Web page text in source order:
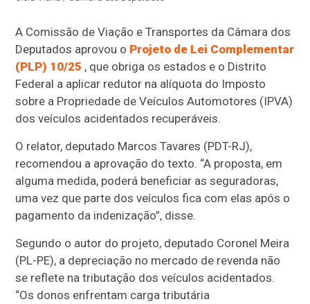
A Comissão de Viação e Transportes da Câmara dos
Deputados aprovou o Projeto de Lei Complementar
(PLP) 10/25 , que obriga os estados e o Distrito
Federal a aplicar redutor na alíquota do Imposto
sobre a Propriedade de Veículos Automotores (IPVA)
dos veículos acidentados recuperáveis.
O relator, deputado Marcos Tavares (PDT-RJ),
recomendou a aprovação do texto. “A proposta, em
alguma medida, poderá beneficiar as seguradoras,
uma vez que parte dos veículos fica com elas após o
pagamento da indenização”, disse.
Segundo o autor do projeto, deputado Coronel Meira
(PL-PE), a depreciação no mercado de revenda não
se reflete na tributação dos veículos acidentados.
“Os donos enfrentam carga tributária